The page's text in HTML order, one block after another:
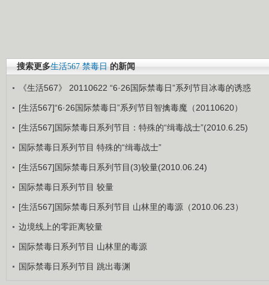
搜索更多生活567 禁毒日 的新闻
《生活567》 20110622 “6·26国际禁毒日”系列节目冰毒的诱惑
[生活567]“6·26国际禁毒日”系列节目智擒毒魔（20110620）
[生活567]国际禁毒日系列节目：特殊的“缉毒战士”(2010.6.25)
国际禁毒日系列节目 特殊的“缉毒战士”
[生活567]国际禁毒日系列节目(3)较量(2010.06.24)
国际禁毒日系列节目 较量
[生活567]国际禁毒日系列节目 山林里的毒源（2010.06.23）
边境线上的零距离较量
国际禁毒日系列节目 山林里的毒源
国际禁毒日系列节目 跳出毒渊